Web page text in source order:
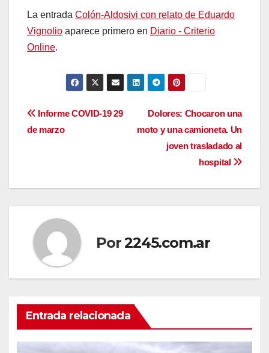
La entrada Colón-Aldosivi con relato de Eduardo
Vignolio aparece primero en Diario - Criterio
Online.
Navegación
Dolores: Chocaron una
moto y una camioneta. Un
joven trasladado al
hospital
Informe COVID-19 29
de marzo
Por2245.com.ar
Entrada relacionada